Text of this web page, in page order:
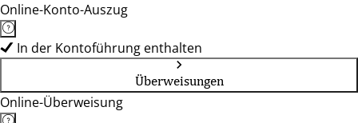
Online-Konto-Auszug
In der Kontoführung enthalten
Überweisungen
Online-Überweisung